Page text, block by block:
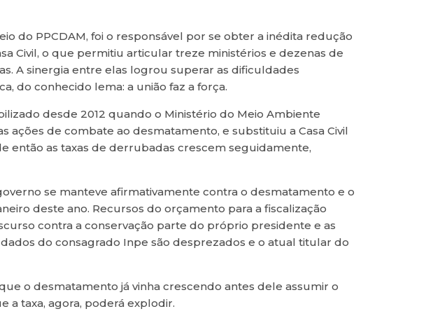
do PPCDAM, foi o responsável por se obter a inédita redução
Civil, o que permitiu articular treze ministérios e dezenas de
A sinergia entre elas logrou superar as dificuldades
do conhecido lema: a união faz a força.
desde 2012 quando o Ministério do Meio Ambiente
de combate ao desmatamento, e substituiu a Casa Civil
então as taxas de derrubadas crescem seguidamente,
se manteve afirmativamente contra o desmatamento e o
deste ano. Recursos do orçamento para a fiscalização
contra a conservação parte do próprio presidente e as
do consagrado Inpe são desprezados e o atual titular do
o desmatamento já vinha crescendo antes dele assumir o
a taxa, agora, poderá explodir.